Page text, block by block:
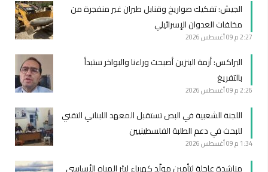
الجيش: تفكيك صواريخ وقنابل طيران غير منفجرة من
مخلفات العدوان الإسرائيلي
2:27 م 09 أغسطس 2026
البراكس: أزمة البنزين أصبحت وراءنا والبواخر ستبدأ
بالتفريغ
2:26 م 09 أغسطس 2026
اللجنة الشعبية في البص تستقبل المعهد اللبناني التقني
للبحث في دعم الطلبة الفلسطينيين
1:34 م 09 أغسطس 2026
مناشدة عاجلة لتأمين مولّد كهرباء لبئر المياه الأساسي